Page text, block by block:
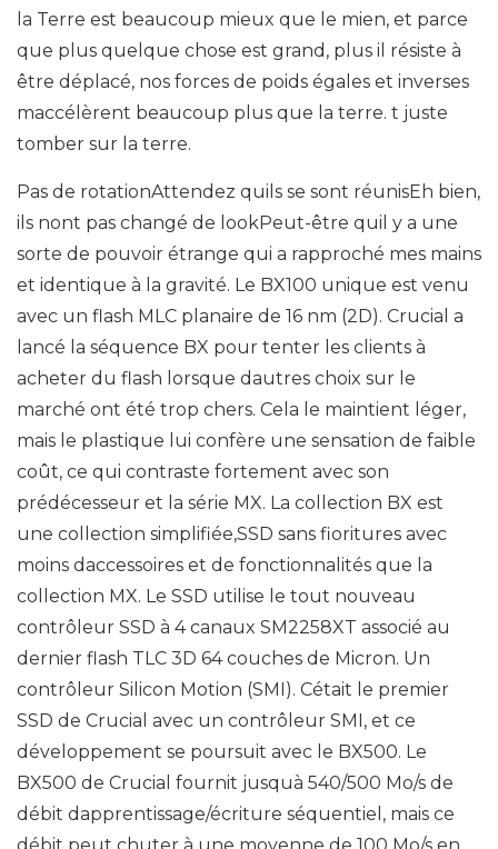
la Terre est beaucoup mieux que le mien, et parce
que plus quelque chose est grand, plus il résiste à
être déplacé, nos forces de poids égales et inverses
maccélèrent beaucoup plus que la terre. t juste
tomber sur la terre.
Pas de rotationAttendez quils se sont réunisEh bien,
ils nont pas changé de lookPeut-être quil y a une
sorte de pouvoir étrange qui a rapproché mes mains
et identique à la gravité. Le BX100 unique est venu
avec un flash MLC planaire de 16 nm (2D). Crucial a
lancé la séquence BX pour tenter les clients à
acheter du flash lorsque dautres choix sur le
marché ont été trop chers. Cela le maintient léger,
mais le plastique lui confère une sensation de faible
coût, ce qui contraste fortement avec son
prédécesseur et la série MX. La collection BX est
une collection simplifiée,SSD sans fioritures avec
moins daccessoires et de fonctionnalités que la
collection MX. Le SSD utilise le tout nouveau
contrôleur SSD à 4 canaux SM2258XT associé au
dernier flash TLC 3D 64 couches de Micron. Un
contrôleur Silicon Motion (SMI). Cétait le premier
SSD de Crucial avec un contrôleur SMI, et ce
développement se poursuit avec le BX500. Le
BX500 de Crucial fournit jusquà 540/500 Mo/s de
débit dapprentissage/écriture séquentiel, mais ce